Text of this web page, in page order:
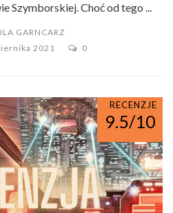
Szymborskiej. Choć od tego ...
GARNCARZ
2021
0
RECENZJE
9.5/10